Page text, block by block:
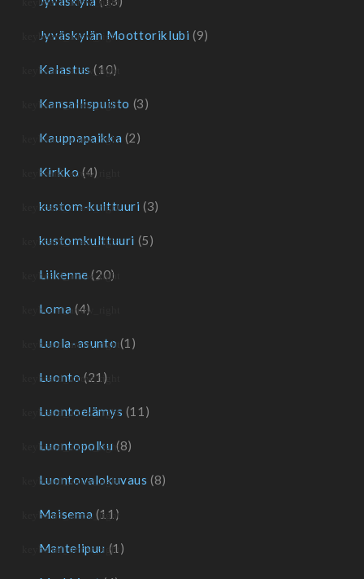
Jyväskylän Moottoriklubi (9)
Kalastus (10)
Kansallispuisto (3)
Kauppapaikka (2)
Kirkko (4)
kustom-kulttuuri (3)
kustomkulttuuri (5)
Liikenne (20)
Loma (4)
Luola-asunto (1)
Luonto (21)
Luontoelämys (11)
Luontopolku (8)
Luontovalokuvaus (8)
Maisema (11)
Mantelipuu (1)